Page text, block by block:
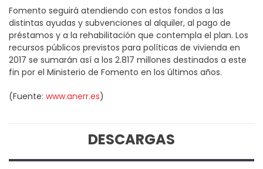
Fomento seguirá atendiendo con estos fondos a las
distintas ayudas y subvenciones al alquiler, al pago de
préstamos y a la rehabilitación que contempla el plan. Los
recursos públicos previstos para políticas de vivienda en
2017 se sumarán así a los 2.817 millones destinados a este
fin por el Ministerio de Fomento en los últimos años.
(Fuente: www.anerr.es)
DESCARGAS